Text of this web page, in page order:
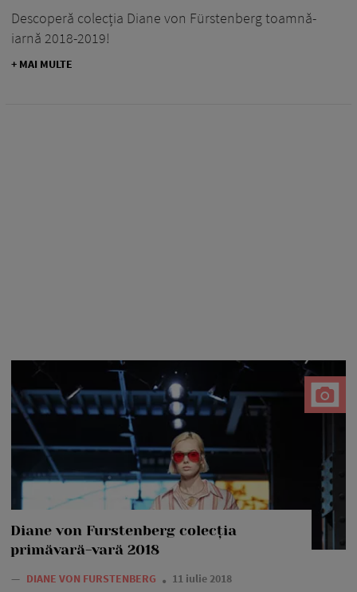
Descoperă colecția Diane von Fürstenberg toamnă-
iarnă 2018-2019!
+ MAI MULTE
Diane von Furstenberg colecția
primăvară-vară 2018
— DIANE VON FURSTENBERG 11 iulie 2018